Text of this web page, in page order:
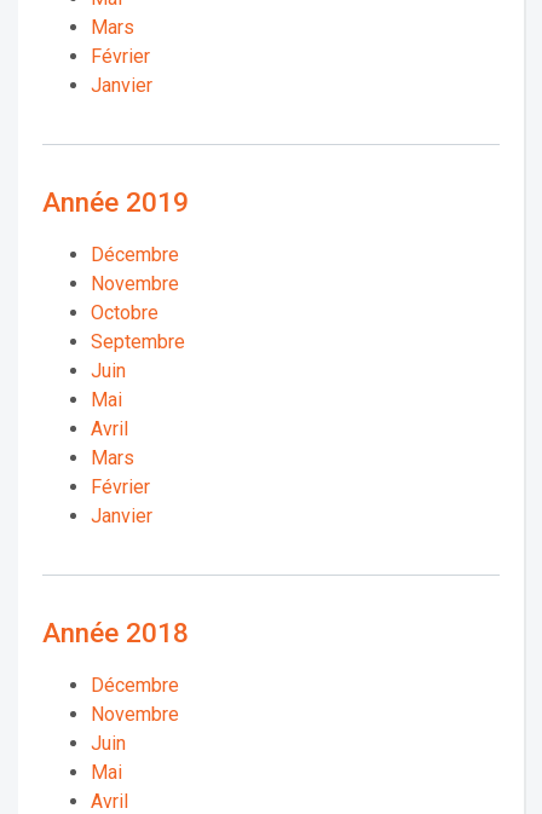
Mars
Février
Janvier
Année 2019
Décembre
Novembre
Octobre
Septembre
Juin
Mai
Avril
Mars
Février
Janvier
Année 2018
Décembre
Novembre
Juin
Mai
Avril